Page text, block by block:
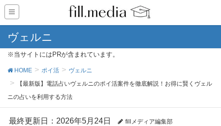
ヴェルニ
※当サイトにはPRが含まれています。
HOME ポイ活
ヴェルニ
【最新版】電話占いヴェルニのポイ活案件を徹底解説！お得に賢くヴェル
ニの占いを利用する方法
最終更新日：2026年5月24日
fillメディア編集部